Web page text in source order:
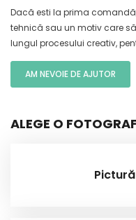
Dacă esti la prima
tehnică sau un motiv care
lungul procesului creativ,
AM NEVOIE DE AJUTOR
ALEGE O